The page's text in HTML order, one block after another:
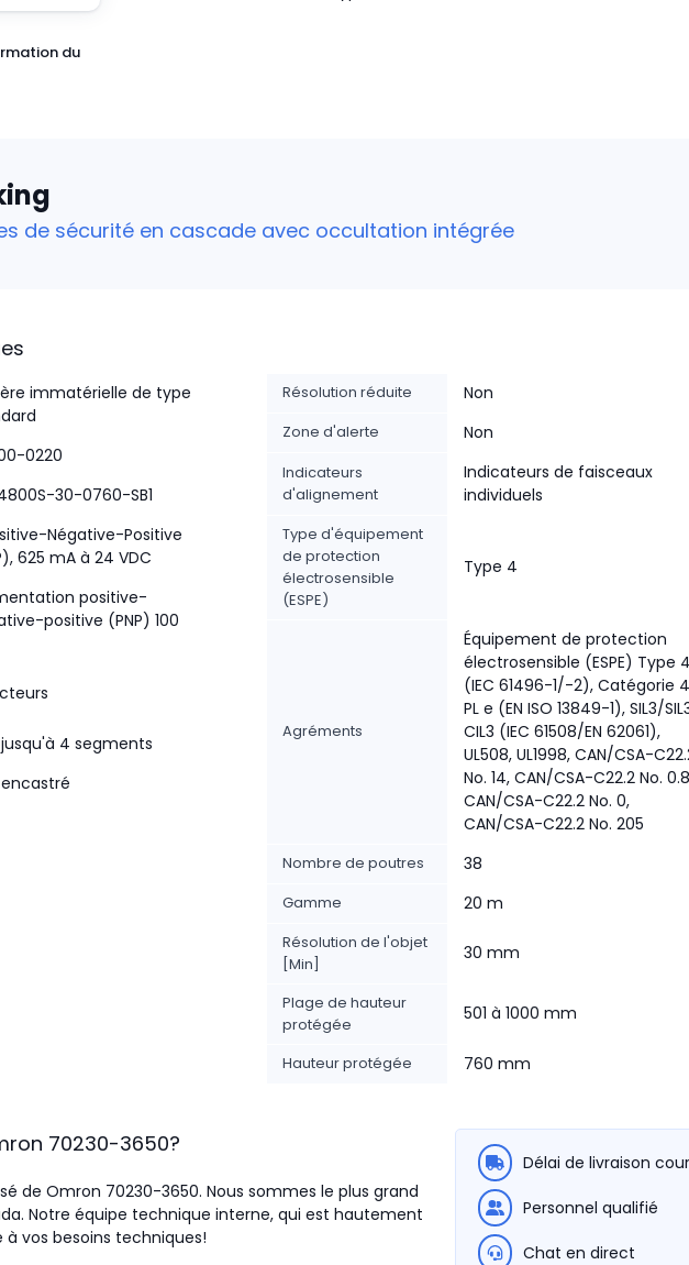
du
de sécurité en cascade avec occultation intégrée
immatérielle de type
0220
30-0760-SB1
Négative-Positive
625 mA à 24 VDC
positive-
positive (PNP) 100
4 segments
Résolution réduite Non
Zone d'alerte Non
Indicateurs
d'alignement
Indicateurs de faisceaux
individuels
Type d'équipement
de protection
électrosensible
(ESPE)
Type 4
Agréments
Équipement de protection
électrosensible (ESPE) Type
(IEC 61496-1/-2), Catégorie
PL e (EN ISO 13849-1), SIL3/
CIL3 (IEC 61508/EN 62061),
UL508, UL1998, CAN/CSA-
No. 14, CAN/CSA-C22.2 No.
CAN/CSA-C22.2 No. 0,
CAN/CSA-C22.2 No. 205
Nombre de poutres 38
Gamme 20 m
Résolution de l'objet
[Min]
30 mm
Plage de hauteur
protégée
501 à 1000 mm
Hauteur protégée 760 mm
70230-3650?
de Omron 70230-3650. Nous sommes le plus grand
Notre équipe technique interne, qui est hautement
vos besoins techniques!
Délai de livraison
Personnel qualifié
Chat en direct